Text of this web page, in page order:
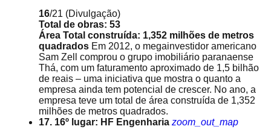
16/21 (Divulgação)
Total de obras: 53
Área Total construída: 1,352 milhões de metros
quadrados Em 2012, o megainvestidor americano
Sam Zell comprou o grupo imobiliário paranaense
Thá, com um faturamento aproximado de 1,5 bilhão
de reais – uma iniciativa que mostra o quanto a
empresa ainda tem potencial de crescer. No ano, a
empresa teve um total de área construída de 1,352
milhões de metros quadrados.
17. 16º lugar: HF Engenharia zoom_out_map